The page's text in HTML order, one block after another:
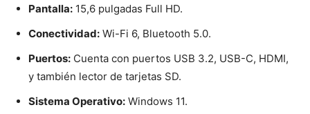
Pantalla: 15,6 pulgadas Full HD.
Conectividad: Wi-Fi 6, Bluetooth 5.0.
Puertos: Cuenta con puertos USB 3.2, USB-C, HDMI,
y también lector de tarjetas SD.
Sistema Operativo: Windows 11.